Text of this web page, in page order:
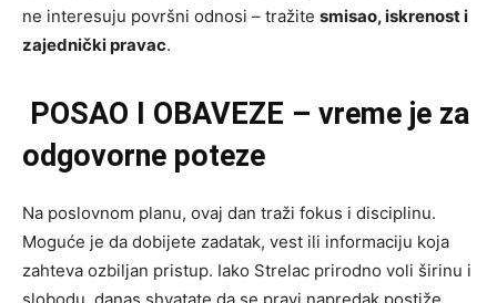
ne interesuju površni odnosi – tražite smisao, iskrenost i
zajednički pravac.
POSAO I OBAVEZE – vreme je za
odgovorne poteze
Na poslovnom planu, ovaj dan traži fokus i disciplinu.
Moguće je da dobijete zadatak, vest ili informaciju koja
zahteva ozbiljan pristup. Iako Strelac prirodno voli širinu i